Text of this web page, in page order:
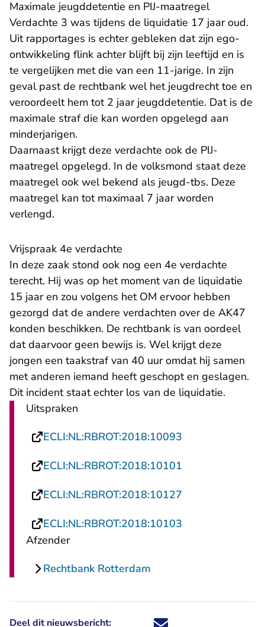
Maximale jeugddetentie en PIJ-maatregel
Verdachte 3 was tijdens de liquidatie 17 jaar oud.
Uit rapportages is echter gebleken dat zijn ego-
ontwikkeling flink achter blijft bij zijn leeftijd en is
te vergelijken met die van een 11-jarige. In zijn
geval past de rechtbank wel het jeugdrecht toe en
veroordeelt hem tot 2 jaar jeugddetentie. Dat is de
maximale straf die kan worden opgelegd aan
minderjarigen.
Daarnaast krijgt deze verdachte ook de PIJ-
maatregel opgelegd. In de volksmond staat deze
maatregel ook wel bekend als jeugd-tbs. Deze
maatregel kan tot maximaal 7 jaar worden
verlengd.
Vrijspraak 4e verdachte
In deze zaak stond ook nog een 4e verdachte
terecht. Hij was op het moment van de liquidatie
15 jaar en zou volgens het OM ervoor hebben
gezorgd dat de andere verdachten over de AK47
konden beschikken. De rechtbank is van oordeel
dat daarvoor geen bewijs is. Wel krijgt deze
jongen een taakstraf van 40 uur omdat hij samen
met anderen iemand heeft geschopt en geslagen.
Dit incident staat echter los van de liquidatie.
Uitspraken
ECLI:NL:RBROT:2018:10093
ECLI:NL:RBROT:2018:10101
ECLI:NL:RBROT:2018:10127
ECLI:NL:RBROT:2018:10103
Afzender
Rechtbank Rotterdam
Deel dit nieuwsbericht: Deel dit nieuwsbericht via X -
Deel dit nieuwsbericht via
Deel dit nieuwsbericht
Deel dit